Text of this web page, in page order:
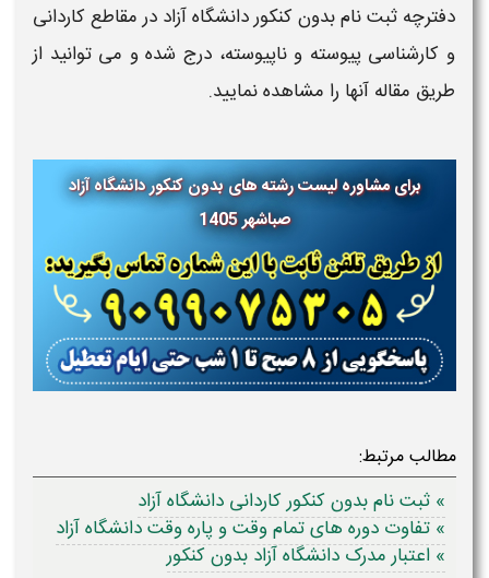
دفترچه ثبت نام بدون کنکور دانشگاه آزاد در مقاطع کاردانی
و کارشناسی پیوسته و ناپیوسته، درج شده و می توانید از
طریق مقاله آنها را مشاهده نمایید.
برای مشاوره لیست رشته های بدون کنکور دانشگاه آزاد
صباشهر 1405
مطالب مرتبط:
» ثبت نام بدون کنکور کاردانی دانشگاه آزاد
» تفاوت دوره های تمام وقت و پاره وقت دانشگاه آزاد
» اعتبار مدرک دانشگاه آزاد بدون کنکور